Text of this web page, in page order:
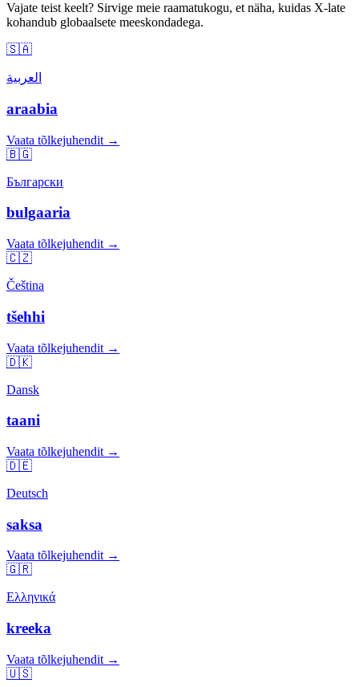
Vajate teist keelt? Sirvige meie raamatukogu, et näha, kuidas X-late
kohandub globaalsete meeskondadega.
🇸🇦
العربية
araabia
Vaata tõlkejuhendit →
🇧🇬
Български
bulgaaria
Vaata tõlkejuhendit →
🇨🇿
Čeština
tšehhi
Vaata tõlkejuhendit →
🇩🇰
Dansk
taani
Vaata tõlkejuhendit →
🇩🇪
Deutsch
saksa
Vaata tõlkejuhendit →
🇬🇷
Ελληνικά
kreeka
Vaata tõlkejuhendit →
🇺🇸